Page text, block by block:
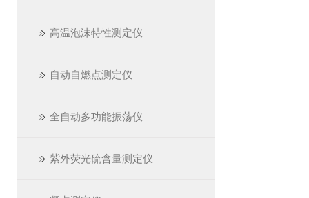
高温泡沫特性测定仪
自动自燃点测定仪
全自动多功能振荡仪
紫外荧光硫含量测定仪